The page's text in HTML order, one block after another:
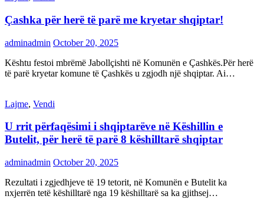
Çashka për herë të parë me kryetar shqiptar!
adminadmin October 20, 2025
Kështu festoi mbrëmë Jabollçishti në Komunën e Çashkës.Për herë
të parë kryetar komune të Çashkës u zgjodh një shqiptar. Ai…
Lajme, Vendi
U rrit përfaqësimi i shqiptarëve në Këshillin e
Butelit, për herë të parë 8 këshilltarë shqiptar
adminadmin October 20, 2025
Rezultati i zgjedhjeve të 19 tetorit, në Komunën e Butelit ka
nxjerrën tetë këshilltarë nga 19 këshilltarë sa ka gjithsej…